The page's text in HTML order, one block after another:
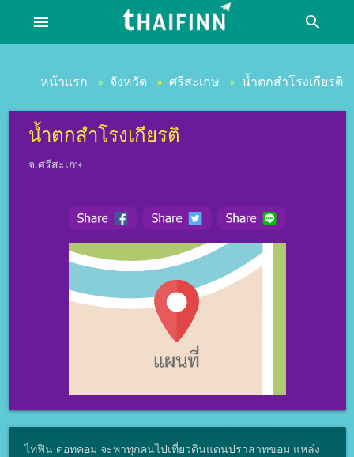
menu search
หน้าแรก » จังหวัด » ศรีสะเกษ » น้ำตกสําโรงเกียรติ
น้ำตกสําโรงเกียรติ
จ.ศรีสะเกษ
ไทฟิน ดอทคอม จะพาทุกคนไปเที่ยวดินแดนปราสาทขอม แหล่ง